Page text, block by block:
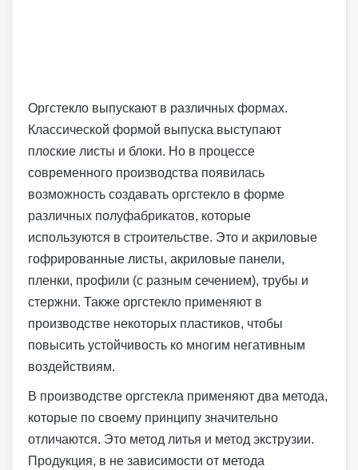
Оргстекло выпускают в различных формах.
Классической формой выпуска выступают
плоские листы и блоки. Но в процессе
современного производства появилась
возможность создавать оргстекло в форме
различных полуфабрикатов, которые
используются в строительстве. Это и акриловые
гофрированные листы, акриловые панели,
пленки, профили (с разным сечением), трубы и
стержни. Также оргстекло применяют в
производстве некоторых пластиков, чтобы
повысить устойчивость ко многим негативным
воздействиям.
В производстве оргстекла применяют два метода,
которые по своему принципу значительно
отличаются. Это метод литья и метод экструзии.
Продукция, в не зависимости от метода